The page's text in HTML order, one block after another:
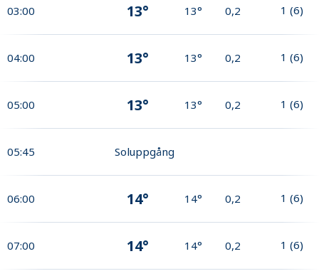
03:00 13° 13° 0,2 1 (6)
04:00 13° 13° 0,2 1 (6)
05:00 13° 13° 0,2 1 (6)
05:45 Soluppgång
06:00 14° 14° 0,2 1 (6)
07:00 14° 14° 0,2 1 (6)